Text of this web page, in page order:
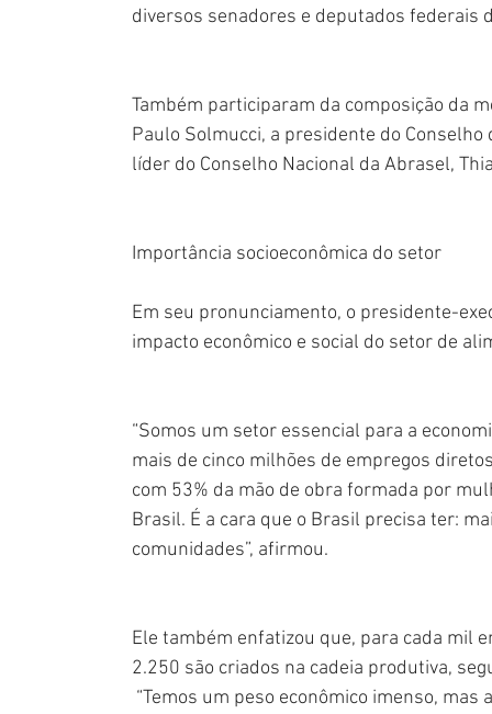
diversos senadores e deputados federais
Também participaram da composição da
Paulo Solmucci, a presidente do
líder do Conselho Nacional da Abrasel,
Importância socioeconômica do setor
Em seu pronunciamento, o presidente-
impacto econômico e social do setor de
“Somos um setor essencial para a
mais de cinco milhões de empregos
com 53% da mão de obra formada por
Brasil. É a cara que o Brasil precisa ter:
comunidades”, afirmou.
Ele também enfatizou que, para cada mil
2.250 são criados na cadeia produtiva,
“Temos um peso econômico imenso,